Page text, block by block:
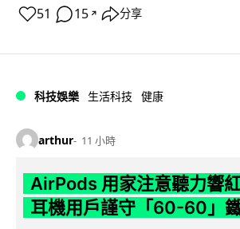
51 15 ↗ 分享
科技娛樂 生活科技 健康
arthur 11 小時
AirPods 用家注意聽力響
耳機用戶謹守「60-60」